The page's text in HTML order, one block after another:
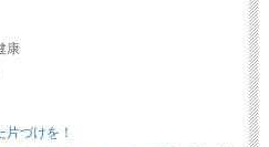
康
づけを！